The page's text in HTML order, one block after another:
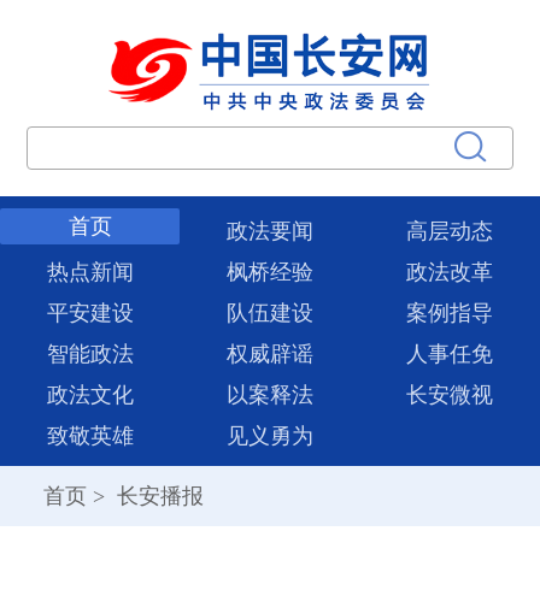
首页 政法要闻
高层动态
热点新闻
枫桥经验
政法改革
平安建设
队伍建设
案例指导
智能政法
权威辟谣
人事任免
政法文化
以案释法
长安微视
致敬英雄
见义勇为
首页 > 长安播报